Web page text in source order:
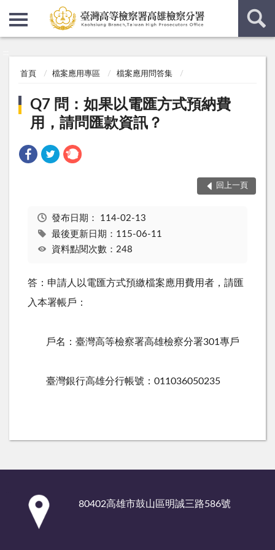
首頁 檔案應用專區 檔案應用問答集
Q7 問：如果以電匯方式預納費
用，請問匯款資訊？
回上一頁
發布日期： 114-02-13
最後更新日期：115-06-11
資料點閱次數：248
答：申請人以電匯方式預繳檔案應用費用者，請匯
入本署帳戶：
戶名：臺灣高等檢察署高雄檢察分署301專戶
臺灣銀行高雄分行帳號： 011036050235
80402高雄市鼓山區明誠三路586號